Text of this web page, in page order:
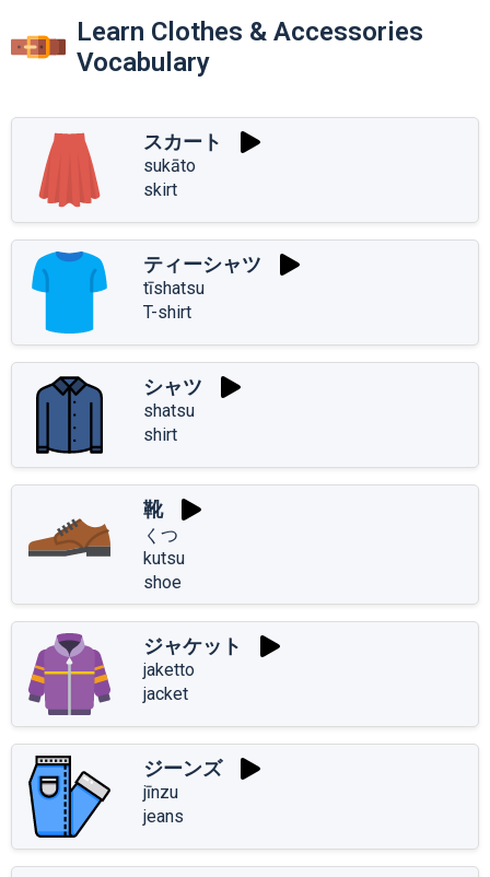
Learn Clothes & Accessories
Vocabulary
スカート
sukāto
skirt
ティーシャツ
tīshatsu
T-shirt
シャツ
shatsu
shirt
靴
くつ
kutsu
shoe
ジャケット
jaketto
jacket
ジーンズ
jīnzu
jeans